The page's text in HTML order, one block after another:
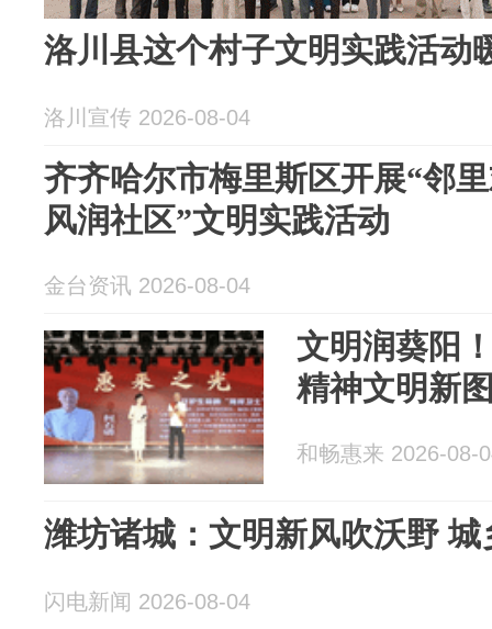
洛川县这个村子文明实践活动
洛川宣传 2026-08-04
齐齐哈尔市梅里斯区开展“邻
风润社区”文明实践活动
金台资讯 2026-08-04
文明润葵阳
精神文明新
和畅惠来 2026-08-
潍坊诸城：文明新风吹沃野
闪电新闻 2026-08-04